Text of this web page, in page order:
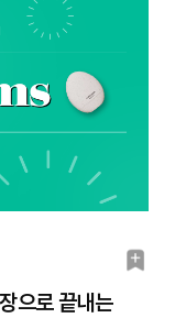
북
으로 끝내는